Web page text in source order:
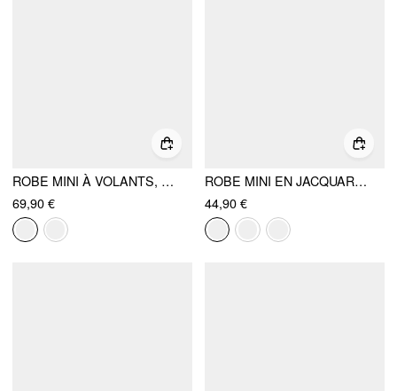
ROBE MINI À VOLANTS, NŒUD SUPERPOSÉ, DÉCOLLETÉ CŒUR, DENTELLE TEXTURÉE SCULPTURALE
69,90 €
ROBE MINI EN JACQUARD FLORAL, COL CARRÉ, FRONCÉE ÉVASÉE
44,90 €